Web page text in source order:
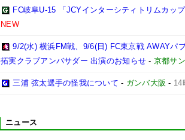
FC岐阜U-15 「JCYインターシティトリムカッ
NEW
9/2(水) 横浜FM戦、9/6(日) FC東京戦 AWAYパ
拓実クラブアンバサダー 出演のお知らせ - 京都サ
三浦 弦太選手の怪我について - ガンバ大阪 - 14
ニュース